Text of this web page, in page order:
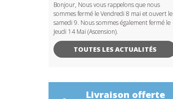
Bonjour, Nous vous rappelons que nous
sommes fermé le Vendredi 8 mai et ouvert le
samedi 9. Nous sommes également fermé le
Jeudi 14 Mai (Ascension).
TOUTES LES ACTUALITÉS
Livraison offerte